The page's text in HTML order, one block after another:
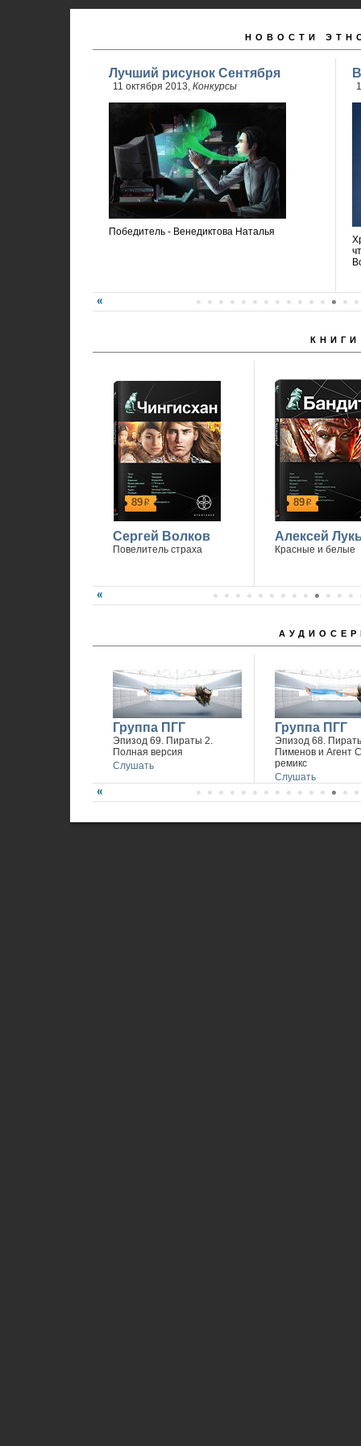
НОВОСТИ
Лучший рисунок Сентября
11 октября 2013, Конкурсы
Победитель - Венедиктова Наталья
КНИГИ
89р
Сергей Волков
Повелитель страха
89р
Алексей
Красные и белые
Группа ПГГ
Эпизод 69. Пираты 2.
Полная версия
Слушать
Группа ПГГ
Эпизод 68.
Пименов и Агент
ремикс
Слушать